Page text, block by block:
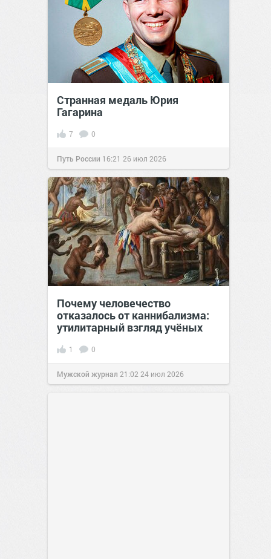
Странная медаль Юрия
Гагарина
7 0
Путь России 16:21 26 июл 2026
Почему человечество
отказалось от каннибализма:
утилитарный взгляд учёных
1 0
Мужской журнал 21:02 24 июл 2026